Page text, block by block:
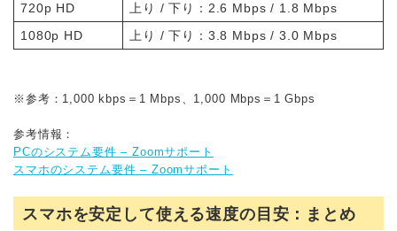
720p HD
上り / 下り：2.6 Mbps / 1.8 Mbps
1080p HD
上り / 下り：3.8 Mbps / 3.0 Mbps
※参考：1,000 kbps＝1 Mbps、1,000 Mbps＝1 Gbps
参考情報：
PCのシステム要件 – Zoomサポート
スマホのシステム要件 – Zoomサポート
スマホを安定して使える速度の目安：まとめ